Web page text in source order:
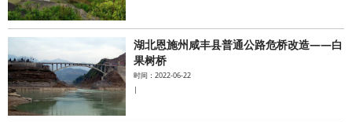
湖北恩施州咸丰县普通公路危桥改造——白
果树桥
时间：2022-06-22
|